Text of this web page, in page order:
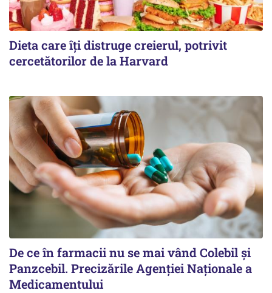
Dieta care îți distruge creierul, potrivit
cercetătorilor de la Harvard
De ce în farmacii nu se mai vând Colebil și
Panzcebil. Precizările Agenției Naționale a
Medicamentului